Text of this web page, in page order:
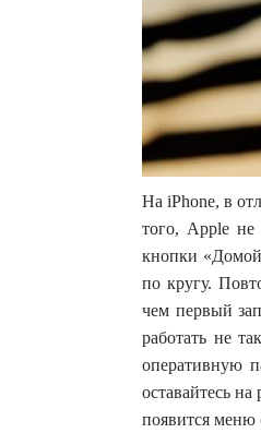
На iPhone, в
того, Apple не
кнопки
по кругу.
чем первый
работать не
оперативную
оставайтесь
появится меню